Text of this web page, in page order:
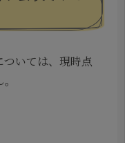
いては、現時点